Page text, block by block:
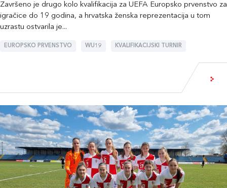
Završeno je drugo kolo kvalifikacija za UEFA Europsko prvenstvo za
igračice do 19 godina, a hrvatska ženska reprezentacija u tom
uzrastu ostvarila je...
EUROPSKO PRVENSTVO WU19 KVALIFIKACIJSKI TURNIR